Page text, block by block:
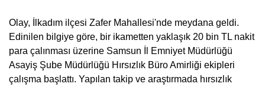
Olay, İlkadım ilçesi Zafer Mahallesi'nde meydana geldi.
Edinilen bilgiye göre, bir ikametten yaklaşık 20 bin TL nakit
para çalınması üzerine Samsun İl Emniyet Müdürlüğü
Asayiş Şube Müdürlüğü Hırsızlık Büro Amirliği ekipleri
çalışma başlattı. Yapılan takip ve araştırmada hırsızlık